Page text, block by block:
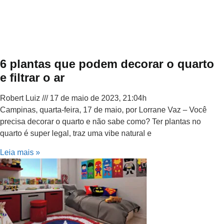
6 plantas que podem decorar o quarto
e filtrar o ar
Robert Luiz
17 de maio de 2023, 21:04h
Campinas, quarta-feira, 17 de maio, por Lorrane Vaz – Você
precisa decorar o quarto e não sabe como? Ter plantas no
quarto é super legal, traz uma vibe natural e
Leia mais »